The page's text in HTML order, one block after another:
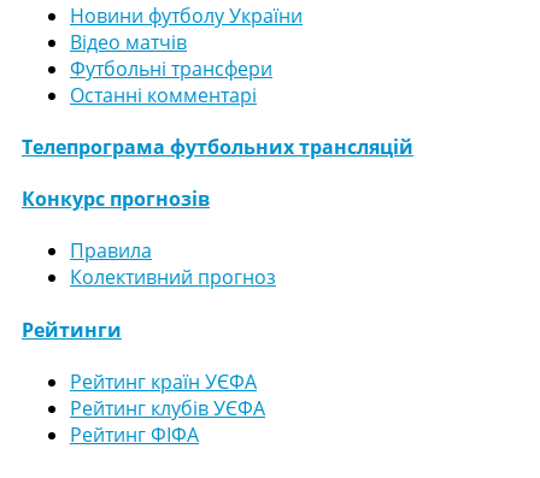
Новини футболу України
Відео матчів
Футбольні трансфери
Останні комментарі
Телепрограма футбольних трансляцій
Конкурс прогнозів
Правила
Колективний прогноз
Рейтинги
Рейтинг країн УЄФА
Рейтинг клубів УЄФА
Рейтинг ФІФА